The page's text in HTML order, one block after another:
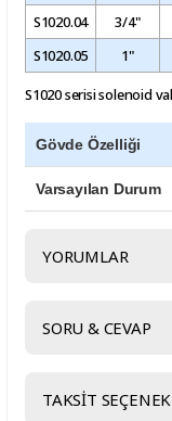
S1020.04
3/4"
S1020.05
1"
S1020 serisi solenoid
Gövde Özelliği
Varsayılan Durum
YORUMLAR
SORU & CEVAP
TAKSİT